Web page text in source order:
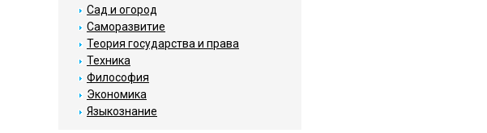
Сад и огород
Саморазвитие
Теория государства и права
Техника
Философия
Экономика
Языкознание